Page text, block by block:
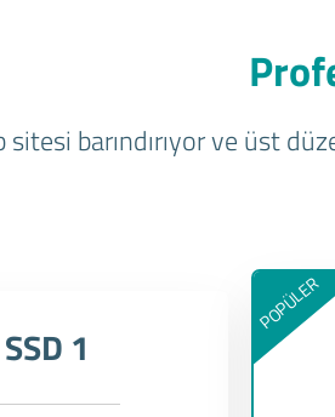
sitesi barındırıyor ve üst
1
POPÜLER